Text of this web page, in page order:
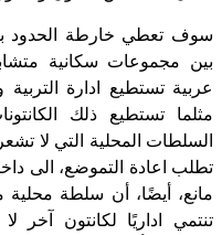
سوف تعطي خارطة الحدود
بين مجموعات سكانية
عربية تستطيع ادارة
مثلما تستطيع ذلك
السلطات المحلية التي لا
تطلب اعادة التموضع، الى
مانع، أيضًا، أن سلطة
تنتمي اداريًا لكانتون آخر